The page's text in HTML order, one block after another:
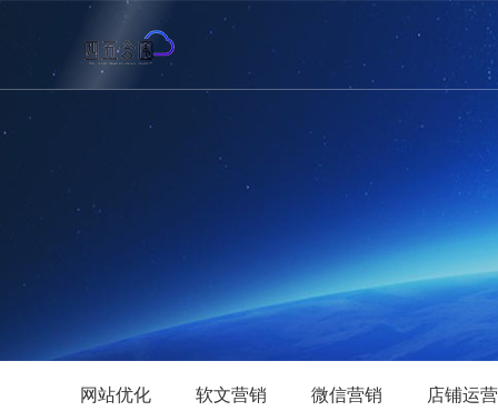
网站优化 软文营销 微信营销 店铺运营